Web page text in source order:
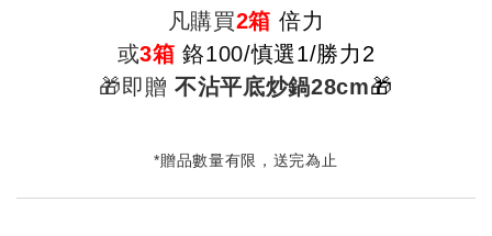
凡購買2箱 倍力
或3箱鉻100/慎選1/勝力2
🎁即贈不沾平底炒鍋28cm🎁
*贈品數量有限，送完為止